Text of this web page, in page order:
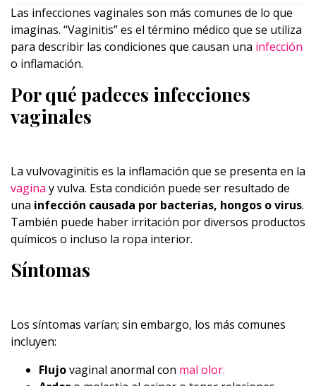
Las infecciones vaginales son más comunes de lo que
imaginas. “Vaginitis” es el término médico que se utiliza
para describir las condiciones que causan una infección
o inflamación.
Por qué padeces infecciones
vaginales
La vulvovaginitis es la inflamación que se presenta en la
vagina y vulva. Esta condición puede ser resultado de
una infección causada por bacterias, hongos o virus.
También puede haber irritación por diversos productos
químicos o incluso la ropa interior.
Síntomas
Los síntomas varían; sin embargo, los más comunes
incluyen:
Flujovaginal anormal con mal olor.